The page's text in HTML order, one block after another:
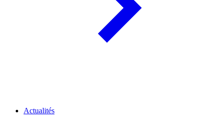
Actualités